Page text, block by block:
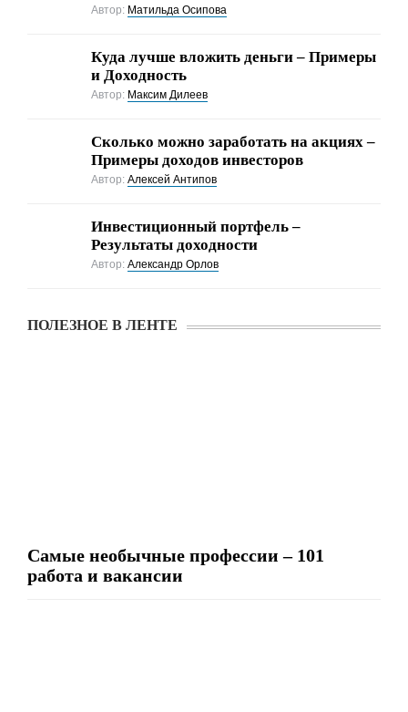
Автор: Матильда Осипова
Куда лучше вложить деньги – Примеры
и Доходность
Автор: Максим Дилеев
Cколько можно заработать на акциях –
Примеры доходов инвесторов
Автор:Алексей Антипов
Инвестиционный портфель –
Результаты доходности
Автор:Александр Орлов
ПОЛЕЗНОЕ В ЛЕНТЕ
Самые необычные профессии – 101
работа и вакансии